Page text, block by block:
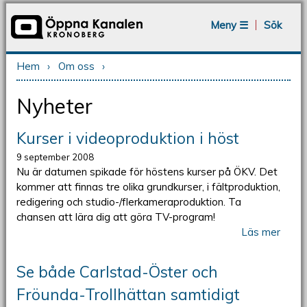
Meny ☰
Sök
Du är här
Hem › Om oss ›
Nyheter
Kurser i videoproduktion i höst
9 september 2008
Nu är datumen spikade för höstens kurser på ÖKV. Det
kommer att finnas tre olika grundkurser, i fältproduktion,
redigering och studio-/flerkameraproduktion. Ta
chansen att lära dig att göra TV-program!
Läs mer
Se både Carlstad-Öster och
Fröunda-Trollhättan samtidigt